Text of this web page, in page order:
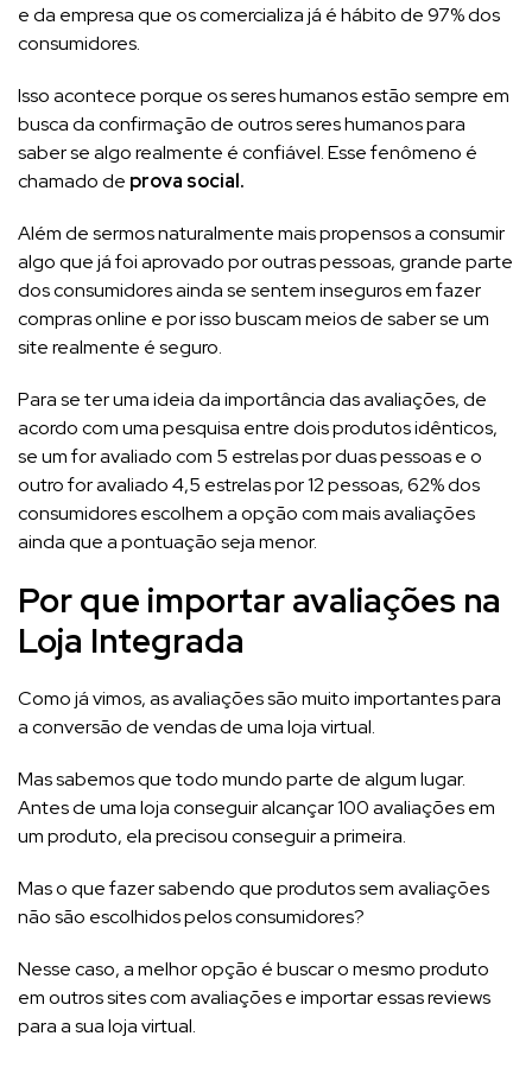
e da empresa que os comercializa já é hábito de 97% dos
consumidores.
Isso acontece porque os seres humanos estão sempre em
busca da confirmação de outros seres humanos para
saber se algo realmente é confiável. Esse fenômeno é
chamado de prova social.
Além de sermos naturalmente mais propensos a consumir
algo que já foi aprovado por outras pessoas, grande parte
dos consumidores ainda se sentem inseguros em fazer
compras online e por isso buscam meios de saber se um
site realmente é seguro.
Para se ter uma ideia da importância das avaliações, de
acordo com uma pesquisa entre dois produtos idênticos,
se um for avaliado com 5 estrelas por duas pessoas e o
outro for avaliado 4,5 estrelas por 12 pessoas, 62% dos
consumidores escolhem a opção com mais avaliações
ainda que a pontuação seja menor.
Por que importar avaliações na
Loja Integrada
Como já vimos, as avaliações são muito importantes para
a conversão de vendas de uma loja virtual.
Mas sabemos que todo mundo parte de algum lugar.
Antes de uma loja conseguir alcançar 100 avaliações em
um produto, ela precisou conseguir a primeira.
Mas o que fazer sabendo que produtos sem avaliações
não são escolhidos pelos consumidores?
Nesse caso, a melhor opção é buscar o mesmo produto
em outros sites com avaliações e importar essas reviews
para a sua loja virtual.